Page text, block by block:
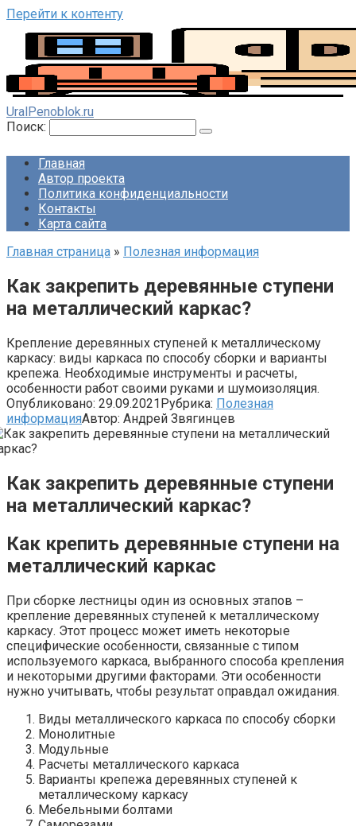
Перейти к контенту
UralPenoblok.ru
Поиск:
Главная
Автор проекта
Политика конфиденциальности
Контакты
Карта сайта
Главная страница » Полезная информация
Как закрепить деревянные ступени
на металлический каркас?
Крепление деревянных ступеней к металлическому
каркасу: виды каркаса по способу сборки и варианты
крепежа. Необходимые инструменты и расчеты,
особенности работ своими руками и шумоизоляция.
Опубликовано: 29.09.2021Рубрика: Полезная
информацияАвтор: Андрей Звягинцев
Как закрепить деревянные ступени
на металлический каркас?
Как крепить деревянные ступени на
металлический каркас
При сборке лестницы один из основных этапов –
крепление деревянных ступеней к металлическому
каркасу. Этот процесс может иметь некоторые
специфические особенности, связанные с типом
используемого каркаса, выбранного способа крепления
и некоторыми другими факторами. Эти особенности
нужно учитывать, чтобы результат оправдал ожидания.
Виды металлического каркаса по способу сборки
Монолитные
Модульные
Расчеты металлического каркаса
Варианты крепежа деревянных ступеней к
металлическому каркасу
Мебельными болтами